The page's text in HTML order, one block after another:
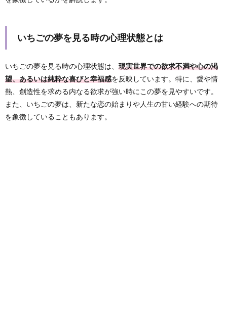
いちごの夢を見る時の心理状態とは
いちごの夢を見る時の心理状態は、 現実世界での欲求不満や心の渇
望、あるいは純粋な喜びと幸福感を反映しています。特に、愛や情
熱、創造性を求める内なる欲求が強い時にこの夢を見やすいです。
また、いちごの夢は、新たな恋の始まりや人生の甘い経験への期待
を象徴していることもあります。